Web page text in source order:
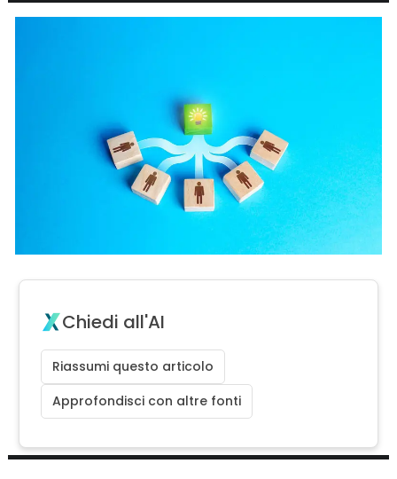
Chiedi all'AI
Riassumi questo articolo
Approfondisci con altre fonti